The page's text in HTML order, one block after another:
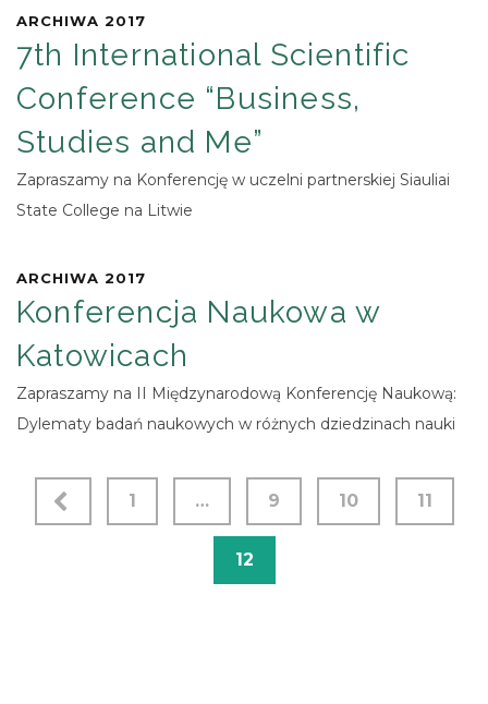
ARCHIWA 2017
7th International Scientific
Conference “Business,
Studies and Me”
Zapraszamy na Konferencję w uczelni partnerskiej Siauliai
State College na Litwie
ARCHIWA 2017
Konferencja Naukowa w
Katowicach
Zapraszamy na II Międzynarodową Konferencję Naukową:
Dylematy badań naukowych w różnych dziedzinach nauki
1 … 9 10 11
12